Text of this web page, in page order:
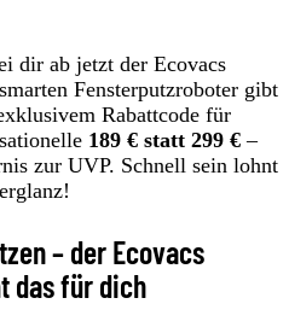
dir ab jetzt der Ecovacs
Fensterputzroboter gibt
Rabattcode für
189 € statt 299 € –
zur UVP. Schnell sein lohnt
– der Ecovacs
das für dich